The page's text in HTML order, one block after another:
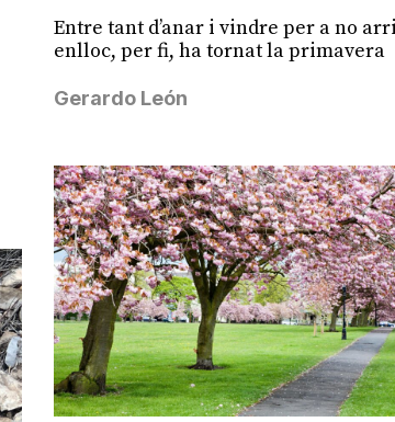
Entre tant d’anar i vindre per a no
enlloc, per fi, ha tornat la primavera
Gerardo León